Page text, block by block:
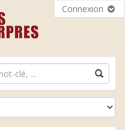
Connexion